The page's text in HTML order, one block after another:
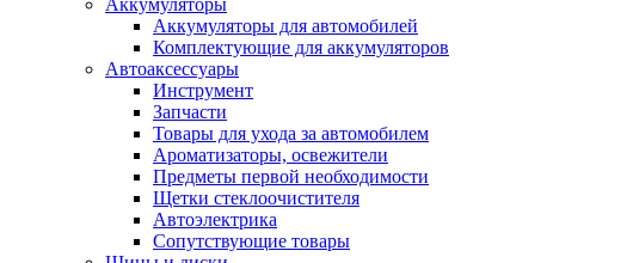
Аккумуляторы
Аккумуляторы для автомобилей
Комплектующие для аккумуляторов
Автоаксессуары
Инструмент
Запчасти
Товары для ухода за автомобилем
Ароматизаторы, освежители
Предметы первой необходимости
Щетки стеклоочистителя
Автоэлектрика
Сопутствующие товары